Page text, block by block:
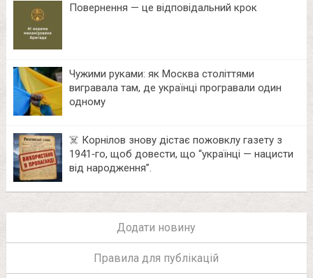
Повернення — це відповідальний крок
Чужими руками: як Москва століттями
вигравала там, де українці програвали один
одному
☠️ Корнілов знову дістає пожовклу газету з
1941‑го, щоб довести, що “українці — нацисти
від народження”.
Додати новину
Правила для публікацій